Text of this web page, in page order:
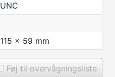
UNC
115 x 59 mm
Føj til overvågningsliste